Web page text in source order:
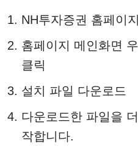
NH투자증권 홈페이
홈페이지 메인화면
클릭
설치 파일 다운로드
다운로드한 파일을
작합니다.